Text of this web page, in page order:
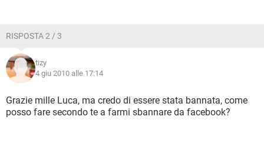
RISPOSTA 2 / 3
tizy
4 giu 2010 alle 17:14
Grazie mille Luca, ma credo di essere stata bannata, come
posso fare secondo te a farmi sbannare da facebook?